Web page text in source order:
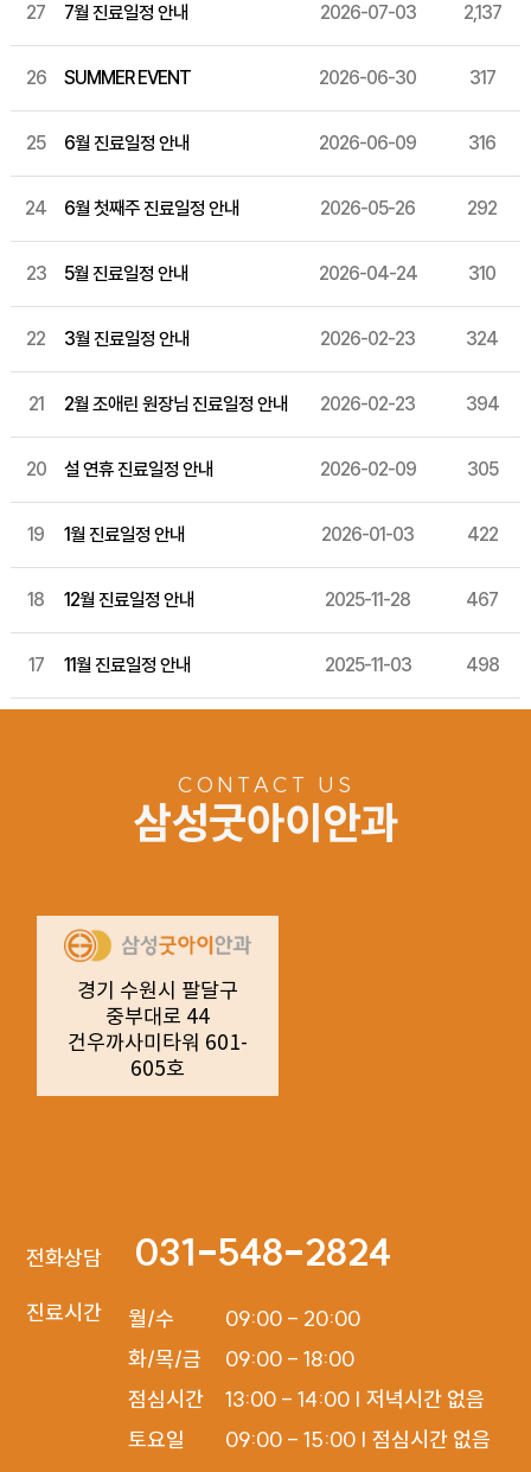
27 7월 진료일정 안내 2026-07-03 2,137
26 SUMMER EVENT 2026-06-30 317
25 6월 진료일정 안내 2026-06-09 316
24 6월 첫째주 진료일정 안내 2026-05-26 292
23 5월 진료일정 안내 2026-04-24 310
22 3월 진료일정 안내 2026-02-23 324
21 2월 조애린 원장님 진료일정 안내 2026-02-23 394
20 설 연휴 진료일정 안내 2026-02-09 305
19 1월 진료일정 안내 2026-01-03 422
18 12월 진료일정 안내 2025-11-28 467
17 11월 진료일정 안내 2025-11-03 498
CONTACT US
삼성굿아이안과
경기 수원시 팔달구
중부대로 44
건우까사미타워 601-
605호
전화상담 031-548-2824
진료시간
월/수
화/목/금
점심시간
토요일
09:00 - 20:00
09:00 - 18:00
13:00 - 14:00 | 저녁시간 없음
09:00 - 15:00 | 점심시간 없음